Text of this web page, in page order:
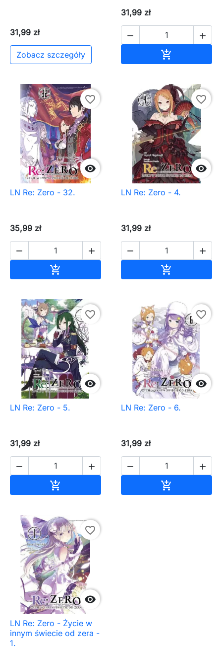
31,99 zł
Zobacz szczegóły
31,99 zł
 


favorite_border
LN Re: Zero - 32.
35,99 zł
 


favorite_border
LN Re: Zero - 4.
31,99 zł
 


favorite_border
LN Re: Zero - 5.
31,99 zł
 


favorite_border
LN Re: Zero - 6.
31,99 zł
 


favorite_border
LN Re: Zero - Życie w
innym świecie od zera -
1.